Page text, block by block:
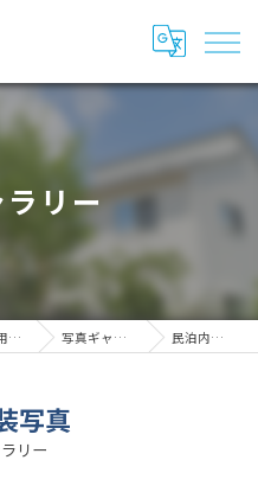
リー
北海道ニセコ・札幌の民泊管理・運用代行はWeli'z 写真ギャラリー 民泊内装写真
リー
写真